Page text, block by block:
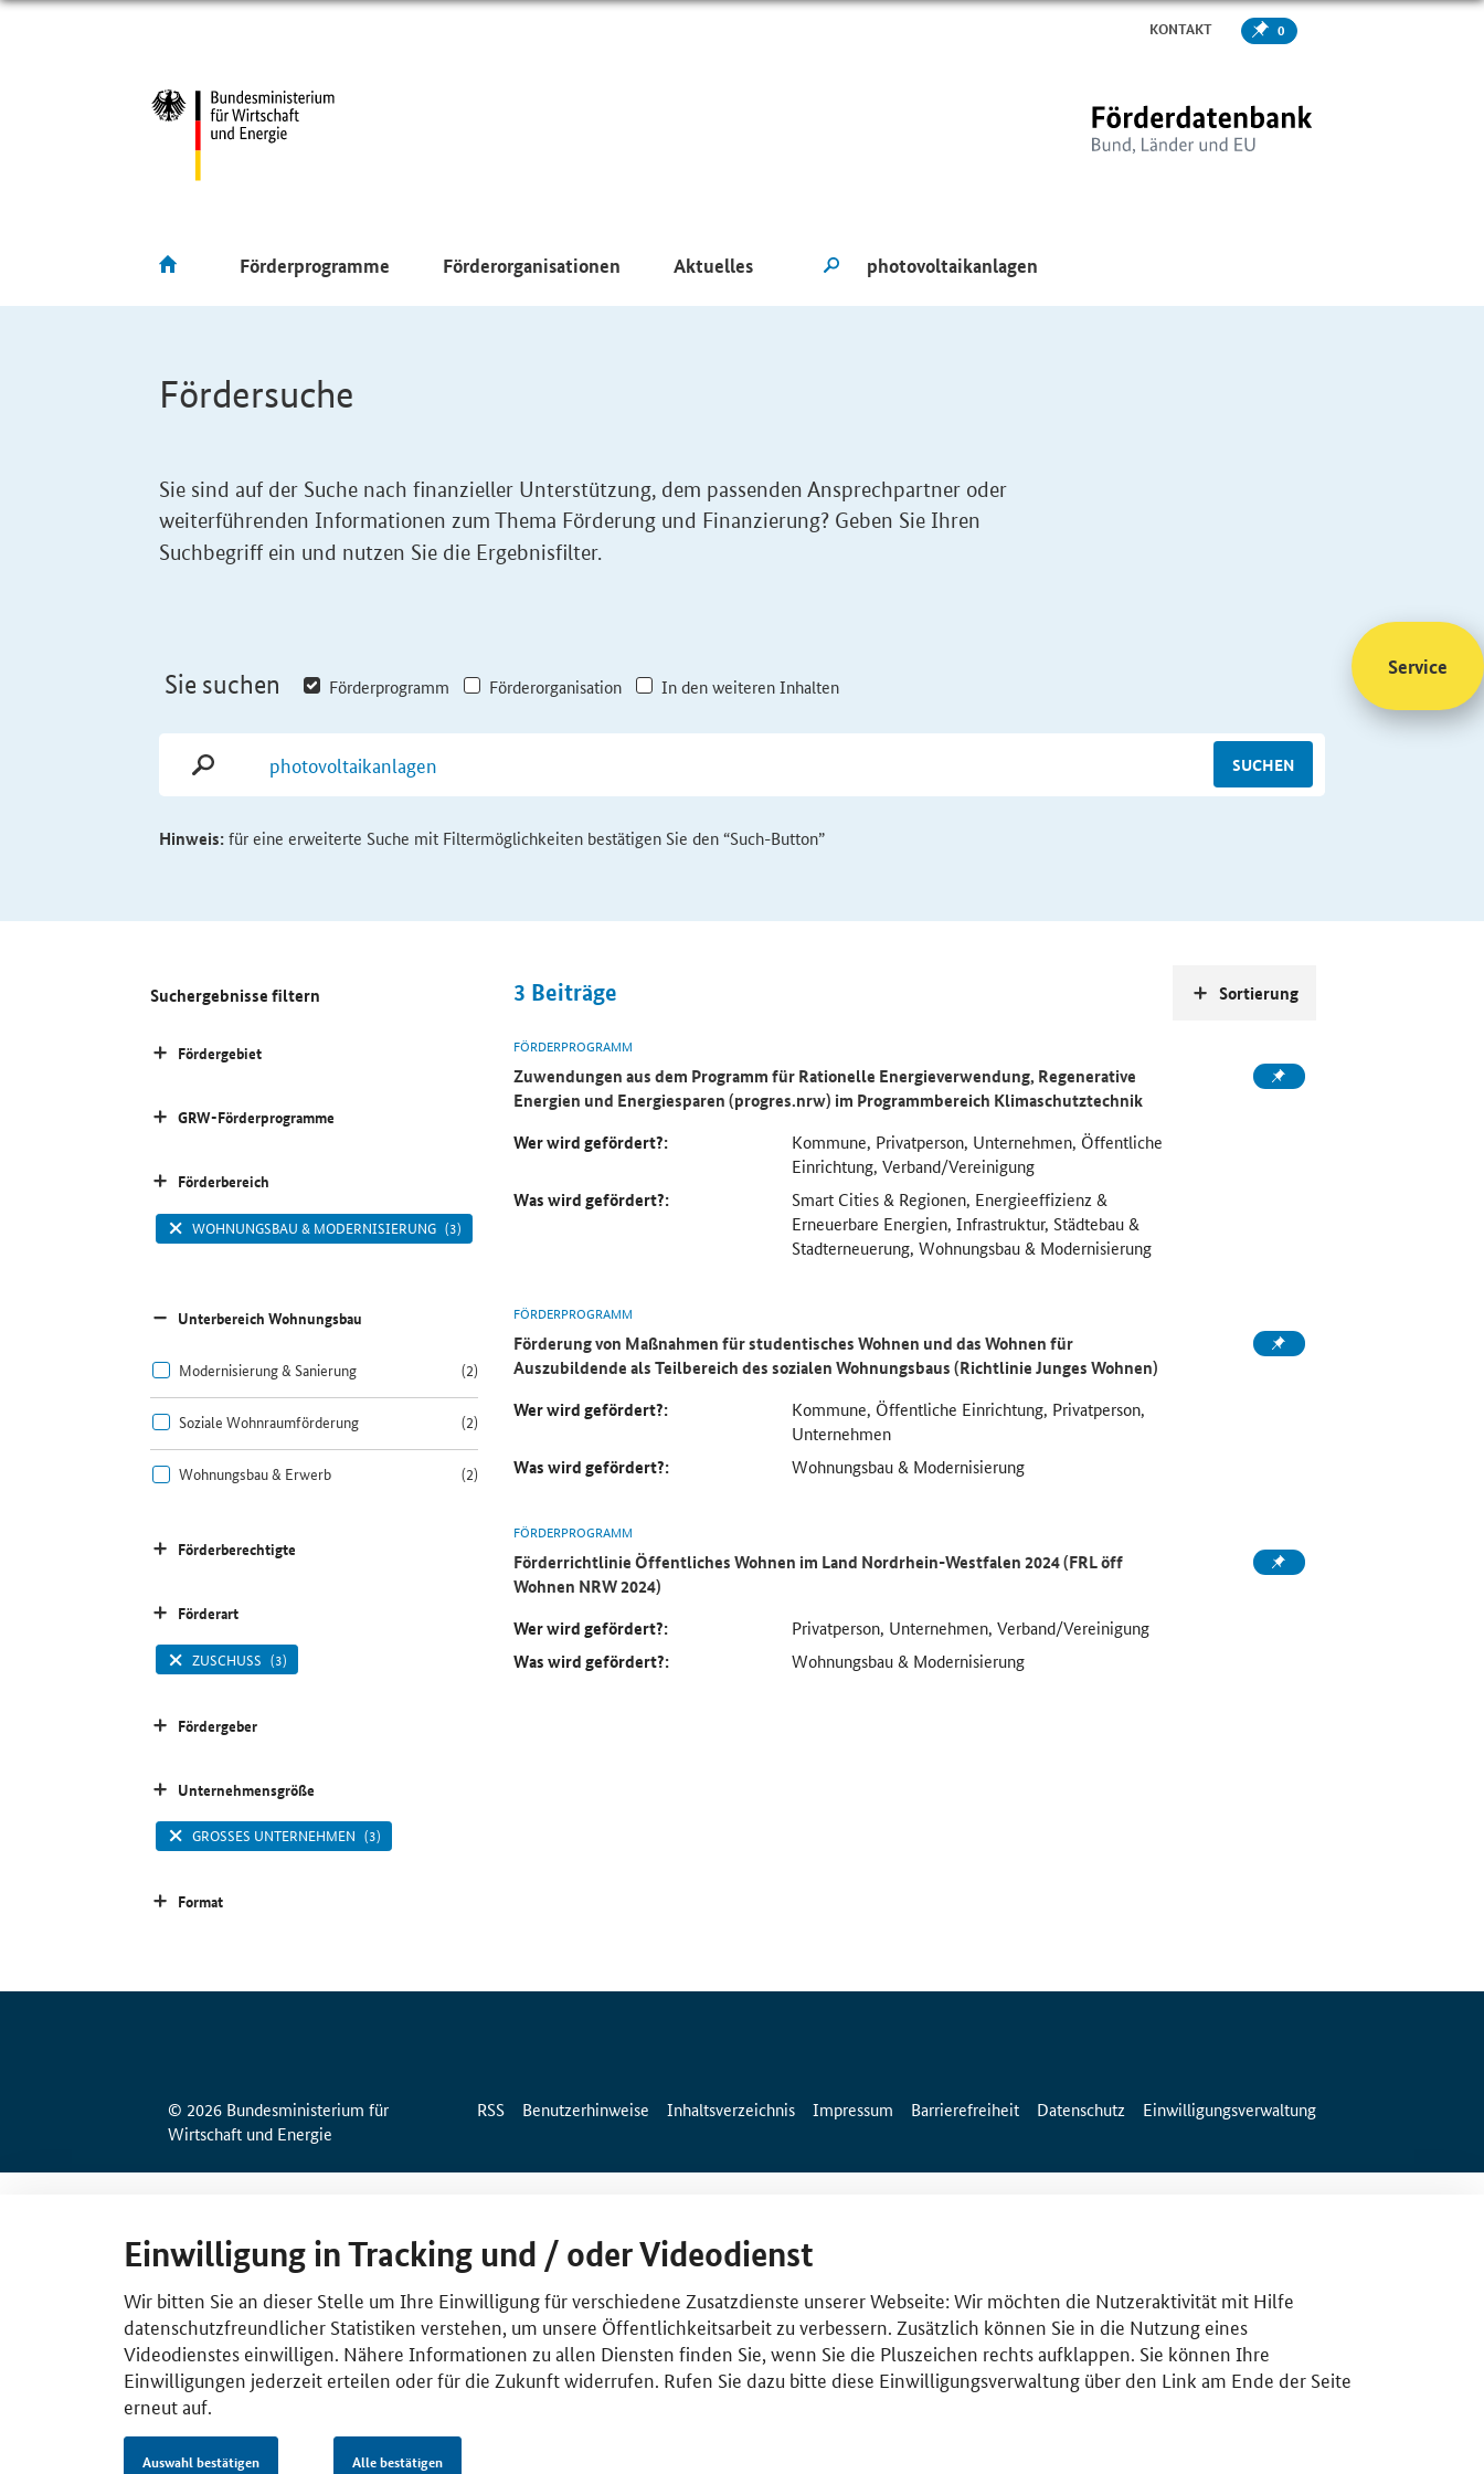
KONTAKT 0
Förderprogramme Förderorganisationen Aktuelles
Fördersuche
Sie sind auf der Suche nach finanzieller Unterstützung, dem passenden Ansprechpartner oder
weiterführenden Informationen zum Thema Förderung und Finanzierung? Geben Sie Ihren
Suchbegriff ein und nutzen Sie die Ergebnisfilter.
Sie suchen Förderprogramm Förderorganisation In den weiteren Inhalten
SUCHEN
Hinweis:für eine erweiterte Suche mit Filtermöglichkeiten bestätigen Sie den “Such-Button”
3 Beiträge
FÖRDERPROGRAMM
Zuwendungen aus dem Programm für Rationelle Energieverwendung, Regenerative
Energien und Energiesparen (progres.nrw) im Programmbereich Klimaschutztechnik
Wer wird gefördert?:
Kommune, Privatperson, Unternehmen, Öffentliche
Einrichtung, Verband/Vereinigung
Was wird gefördert?:
Smart Cities & Regionen, Energieeffizienz &
Erneuerbare Energien, Infrastruktur, Städtebau &
Stadterneuerung, Wohnungsbau & Modernisierung
FÖRDERPROGRAMM
Förderung von Maßnahmen für studentisches Wohnen und das Wohnen für
Auszubildende als Teilbereich des sozialen Wohnungsbaus (Richtlinie Junges Wohnen)
Wer wird gefördert?:
Kommune, Öffentliche Einrichtung, Privatperson,
Unternehmen
Was wird gefördert?: Wohnungsbau & Modernisierung
FÖRDERPROGRAMM
Förderrichtlinie Öffentliches Wohnen im Land Nordrhein-Westfalen 2024 (FRL öff
Wohnen NRW 2024)
Wer wird gefördert?:
Privatperson, Unternehmen, Verband/Vereinigung
Was wird gefördert?: Wohnungsbau & Modernisierung
Sortierung
Suchergebnisse filtern
Fördergebiet
GRW-Förderprogramme
Förderbereich
WOHNUNGSBAU & MODERNISIERUNG (3)
Unterbereich Wohnungsbau
Modernisierung & Sanierung (2)
Soziale Wohnraumförderung (2)
Wohnungsbau & Erwerb (2)
Förderberechtigte
Förderart
ZUSCHUSS (3)
Fördergeber
Unternehmensgröße
GROSSES UNTERNEHMEN (3)
Format
Service
© 2026 Bundesministerium für
Wirtschaft und Energie
RSS Benutzerhinweise Inhaltsverzeichnis Impressum Barrierefreiheit Datenschutz Einwilligungsverwaltung
Einwilligung in Tracking und / oder Videodienst
Wir bitten Sie an dieser Stelle um Ihre Einwilligung für verschiedene Zusatzdienste unserer Webseite: Wir möchten die Nutzeraktivität mit Hilfe
datenschutzfreundlicher Statistiken verstehen, um unsere Öffentlichkeitsarbeit zu verbessern. Zusätzlich können Sie in die Nutzung eines
Videodienstes einwilligen. Nähere Informationen zu allen Diensten finden Sie, wenn Sie die Pluszeichen rechts aufklappen. Sie können Ihre
Einwilligungen jederzeit erteilen oder für die Zukunft widerrufen. Rufen Sie dazu bitte diese Einwilligungsverwaltung über den Link am Ende der Seite
erneut auf.
Auswahl bestätigen Alle bestätigen